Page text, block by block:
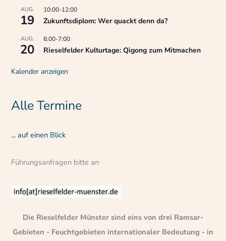
AUG.
19
10:00-12:00
Zukunftsdiplom: Wer quackt denn da?
AUG.
20
6:00-7:00
Rieselfelder Kulturtage: Qigong zum Mitmachen
Kalender anzeigen
Alle Termine
... auf einen Blick
Führungsanfragen bitte an
Die Rieselfelder Münster sind eins von drei Ramsar-
Gebieten - Feuchtgebieten internationaler Bedeutung - in